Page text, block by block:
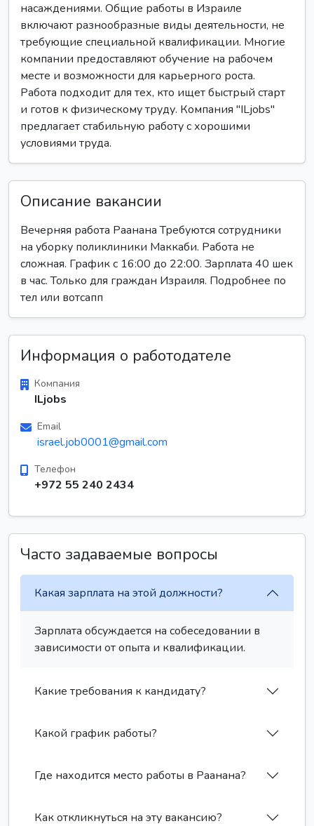
насаждениями. Общие работы в Израиле
включают разнообразные виды деятельности, не
требующие специальной квалификации. Многие
компании предоставляют обучение на рабочем
месте и возможности для карьерного роста.
Работа подходит для тех, кто ищет быстрый старт
и готов к физическому труду. Компания "ILjobs"
предлагает стабильную работу с хорошими
условиями труда.
Описание вакансии
Вечерняя работа Раанана Требуются сотрудники
на уборку поликлиники Маккаби. Работа не
сложная. График с 16:00 до 22:00. Зарплата 40 шек
в час. Только для граждан Израиля. Подробнее по
тел или вотсапп
Информация о работодателе
Компания
ILjobs
Email
israel.job0001@gmail.com
Телефон
+972 55 240 2434
Часто задаваемые вопросы
Какая зарплата на этой должности?
Зарплата обсуждается на собеседовании в
зависимости от опыта и квалификации.
Какие требования к кандидату?
Какой график работы?
Где находится место работы в Раанана?
Как откликнуться на эту вакансию?